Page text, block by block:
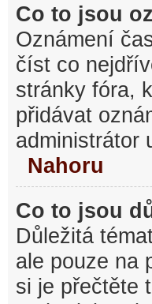
Co to jsou
Oznámení
číst co
stránky fóra,
přidávat
administrátor
Nahoru
Co to jsou
Důležitá
ale pouze na
si je přečtěte